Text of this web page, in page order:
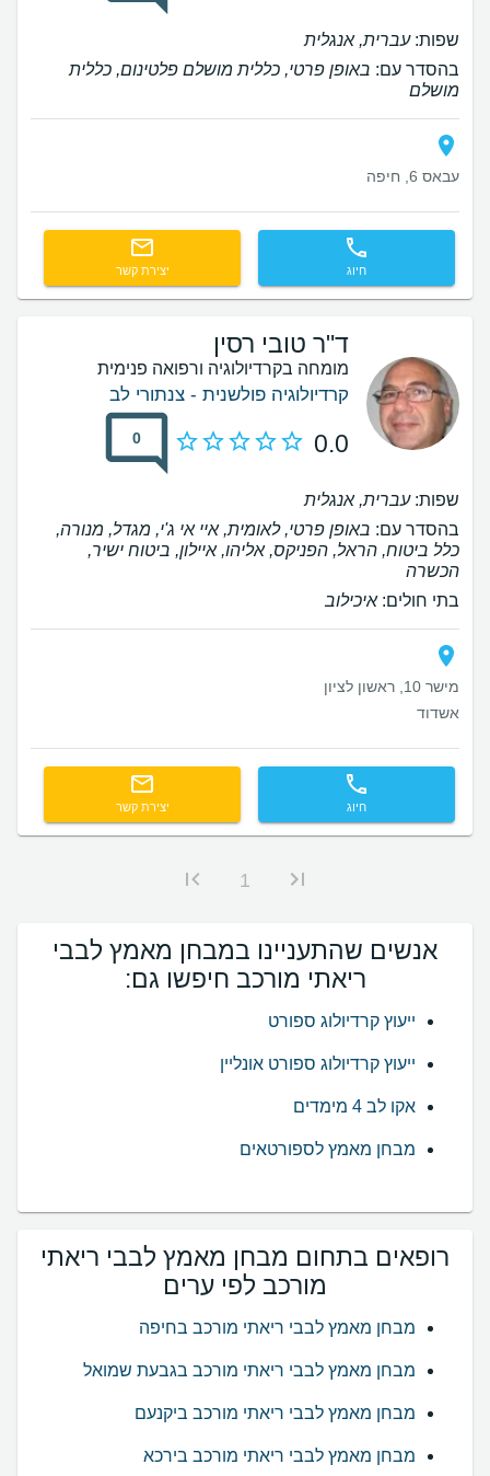
שפות:עברית, אנגלית
בהסדר עם: באופן פרטי, כללית מושלם פלטינום, כללית
מושלם
עבאס 6, חיפה
חיוג יצירת קשר
ד"ר טובי רסין
מומחה בקרדיולוגיה ורפואה פנימית
קרדיולוגיה פולשנית - צנתורי לב
0.0
0
שפות:עברית, אנגלית
בהסדר עם: באופן פרטי, לאומית, איי אי ג'י, מגדל, מנורה,
כלל ביטוח, הראל, הפניקס, אליהו, איילון, ביטוח ישיר,
הכשרה
בתי חולים:איכילוב
מישר 10, ראשון לציון
אשדוד
חיוג יצירת קשר
1
אנשים שהתעניינו במבחן מאמץ לבבי
ריאתי מורכב חיפשו גם:
ייעוץ קרדיולוג ספורט
ייעוץ קרדיולוג ספורט אונליין
אקו לב 4 מימדים
מבחן מאמץ לספורטאים
רופאים בתחום מבחן מאמץ לבבי ריאתי
מורכב לפי ערים
מבחן מאמץ לבבי ריאתי מורכב בחיפה
מבחן מאמץ לבבי ריאתי מורכב בגבעת שמואל
מבחן מאמץ לבבי ריאתי מורכב ביקנעם
מבחן מאמץ לבבי ריאתי מורכב בירכא